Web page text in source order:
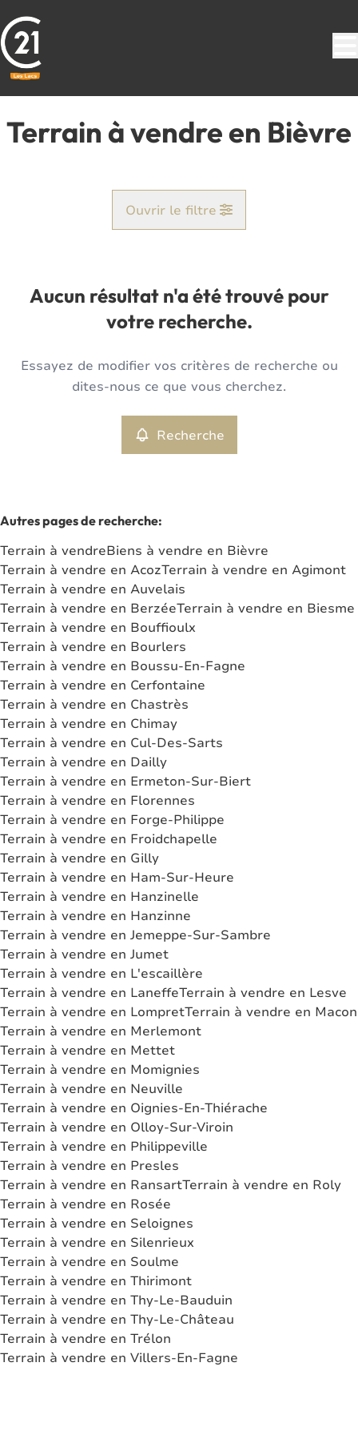
Terrain à vendre en Bièvre
Ouvrir le filtre
Bièvre (5555) Remove
Terrain Remove
Max. budget
Chercher
Vue de la carte
Recherche Trier par
Aucun résultat n'a été trouvé pour
votre recherche.
Essayez de modifier vos critères de recherche ou
dites-nous ce que vous cherchez.
Recherche
Autres pages de recherche:
Terrain à vendreBiens à vendre en Bièvre
Terrain à vendre en AcozTerrain à vendre en Agimont
Terrain à vendre en Auvelais
Terrain à vendre en BerzéeTerrain à vendre en Biesme
Terrain à vendre en Bouffioulx
Terrain à vendre en Bourlers
Terrain à vendre en Boussu-En-Fagne
Terrain à vendre en Cerfontaine
Terrain à vendre en Chastrès
Terrain à vendre en Chimay
Terrain à vendre en Cul-Des-Sarts
Terrain à vendre en Dailly
Terrain à vendre en Ermeton-Sur-Biert
Terrain à vendre en Florennes
Terrain à vendre en Forge-Philippe
Terrain à vendre en Froidchapelle
Terrain à vendre en Gilly
Terrain à vendre en Ham-Sur-Heure
Terrain à vendre en Hanzinelle
Terrain à vendre en Hanzinne
Terrain à vendre en Jemeppe-Sur-Sambre
Terrain à vendre en Jumet
Terrain à vendre en L'escaillère
Terrain à vendre en LaneffeTerrain à vendre en Lesve
Terrain à vendre en LompretTerrain à vendre en Macon
Terrain à vendre en Merlemont
Terrain à vendre en Mettet
Terrain à vendre en Momignies
Terrain à vendre en Neuville
Terrain à vendre en Oignies-En-Thiérache
Terrain à vendre en Olloy-Sur-Viroin
Terrain à vendre en Philippeville
Terrain à vendre en Presles
Terrain à vendre en RansartTerrain à vendre en Roly
Terrain à vendre en Rosée
Terrain à vendre en Seloignes
Terrain à vendre en Silenrieux
Terrain à vendre en Soulme
Terrain à vendre en Thirimont
Terrain à vendre en Thy-Le-Bauduin
Terrain à vendre en Thy-Le-Château
Terrain à vendre en Trélon
Terrain à vendre en Villers-En-Fagne